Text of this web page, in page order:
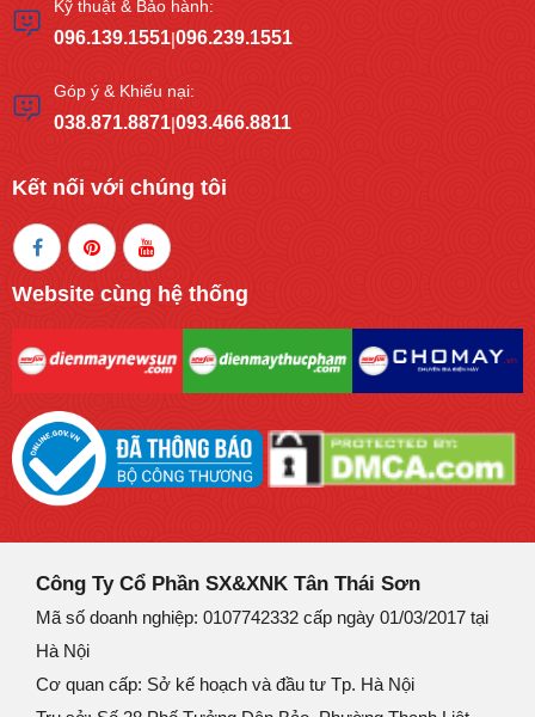
Kỹ thuật & Bảo hành:
096.139.1551|096.239.1551
Góp ý & Khiếu nại:
038.871.8871|093.466.8811
Kết nối với chúng tôi
Website cùng hệ thống
Công Ty Cổ Phần SX&XNK Tân Thái Sơn
Mã số doanh nghiệp: 0107742332 cấp ngày 01/03/2017 tại
Hà Nội
Cơ quan cấp: Sở kế hoạch và đầu tư Tp. Hà Nội